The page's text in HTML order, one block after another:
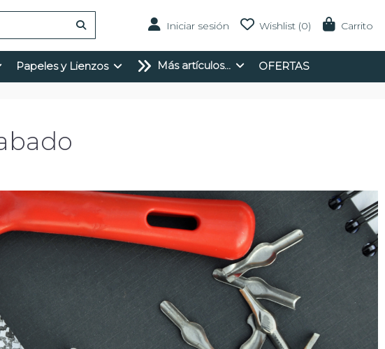
Iniciar sesión Wishlist (0) Carrito
Papeles y Lienzos Más artículos... OFERTAS